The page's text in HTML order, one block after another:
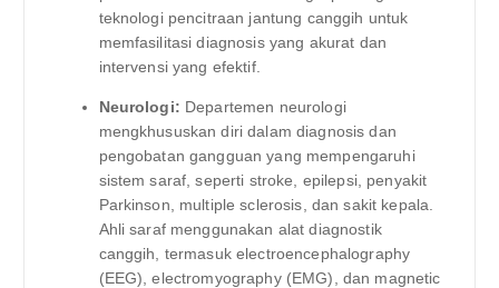
teknologi pencitraan jantung canggih untuk
memfasilitasi diagnosis yang akurat dan
intervensi yang efektif.
Neurologi: Departemen neurologi
mengkhususkan diri dalam diagnosis dan
pengobatan gangguan yang mempengaruhi
sistem saraf, seperti stroke, epilepsi, penyakit
Parkinson, multiple sclerosis, dan sakit kepala.
Ahli saraf menggunakan alat diagnostik
canggih, termasuk electroencephalography
(EEG), electromyography (EMG), dan magnetic